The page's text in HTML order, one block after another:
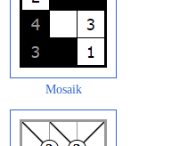
Mosaik